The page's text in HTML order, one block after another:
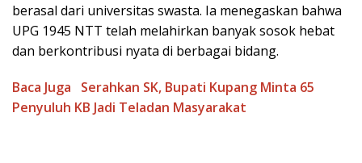
berasal dari universitas swasta. Ia menegaskan bahwa
UPG 1945 NTT telah melahirkan banyak sosok hebat
dan berkontribusi nyata di berbagai bidang.
Baca Juga
Serahkan SK, Bupati Kupang Minta 65
Penyuluh KB Jadi Teladan Masyarakat